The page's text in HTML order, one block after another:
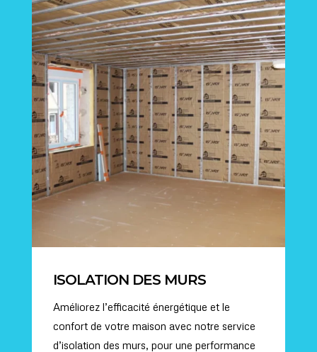
ISOLATION DES MURS
Améliorez l’efficacité énergétique et le
confort de votre maison avec notre service
d’isolation des murs, pour une performance